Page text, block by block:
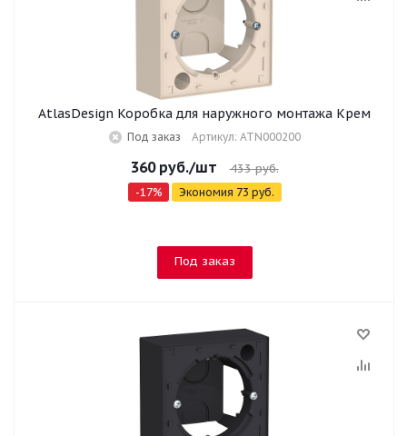
AtlasDesign Коробка для наружного монтажа Крем
Под заказ Артикул: ATN000200
360руб./шт 433руб.
-17% Экономия 73 руб.
Под заказ